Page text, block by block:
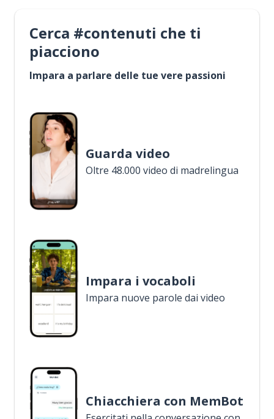
Cerca #contenuti che ti
piacciono
Impara a parlare delle tue vere passioni
Guarda video
Oltre 48.000 video di madrelingua
Impara i vocaboli
Impara nuove parole dai video
Chiacchiera con MemBot